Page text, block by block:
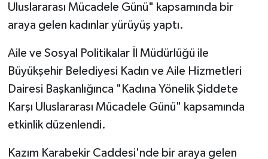
Uluslararası Mücadele Günü" kapsamında bir
araya gelen kadınlar yürüyüş yaptı.
Aile ve Sosyal Politikalar İl Müdürlüğü ile
Büyükşehir Belediyesi Kadın ve Aile Hizmetleri
Dairesi Başkanlığınca "Kadına Yönelik Şiddete
Karşı Uluslararası Mücadele Günü" kapsamında
etkinlik düzenlendi.
Kazım Karabekir Caddesi'nde bir araya gelen
Politika
Spor
Teknoloji